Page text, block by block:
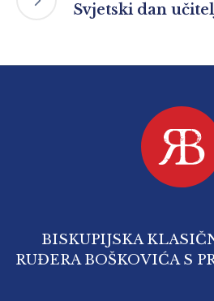
Svjetski dan
BISKUPIJSKA
RUĐERA BOŠKOVIĆA S